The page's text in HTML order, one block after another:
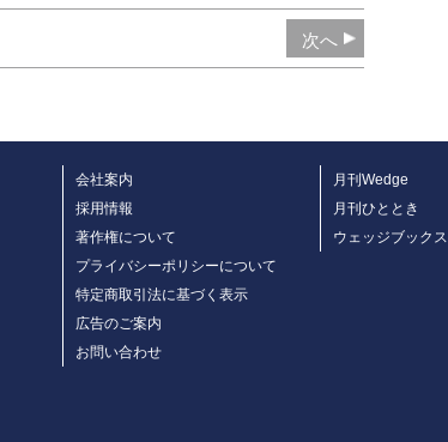
次へ
会社案内
採用情報
著作権について
プライバシーポリシーについて
特定商取引法に基づく表示
広告のご案内
お問い合わせ
月刊Wedge
月刊ひととき
ウェッジブックス